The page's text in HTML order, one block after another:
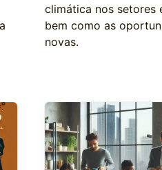
climática nos setores
bem como as
novas.